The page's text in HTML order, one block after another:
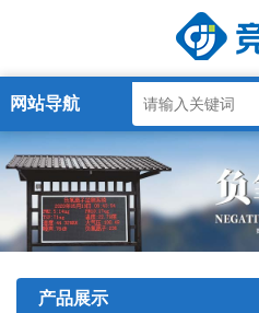
网站导航
产品展示